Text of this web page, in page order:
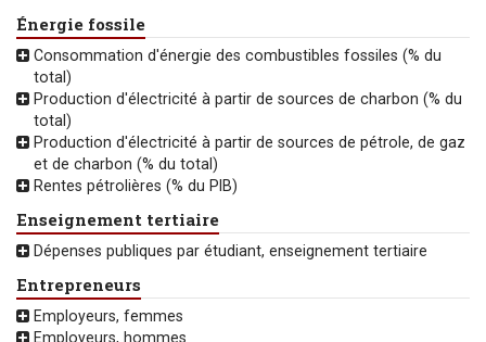
Énergie fossile
Consommation d'énergie des combustibles fossiles (% du
total)
Production d'électricité à partir de sources de charbon (% du
total)
Production d'électricité à partir de sources de pétrole, de gaz
et de charbon (% du total)
Rentes pétrolières (% du PIB)
Enseignement tertiaire
Dépenses publiques par étudiant, enseignement tertiaire
Entrepreneurs
Employeurs, femmes
Employeurs, hommes